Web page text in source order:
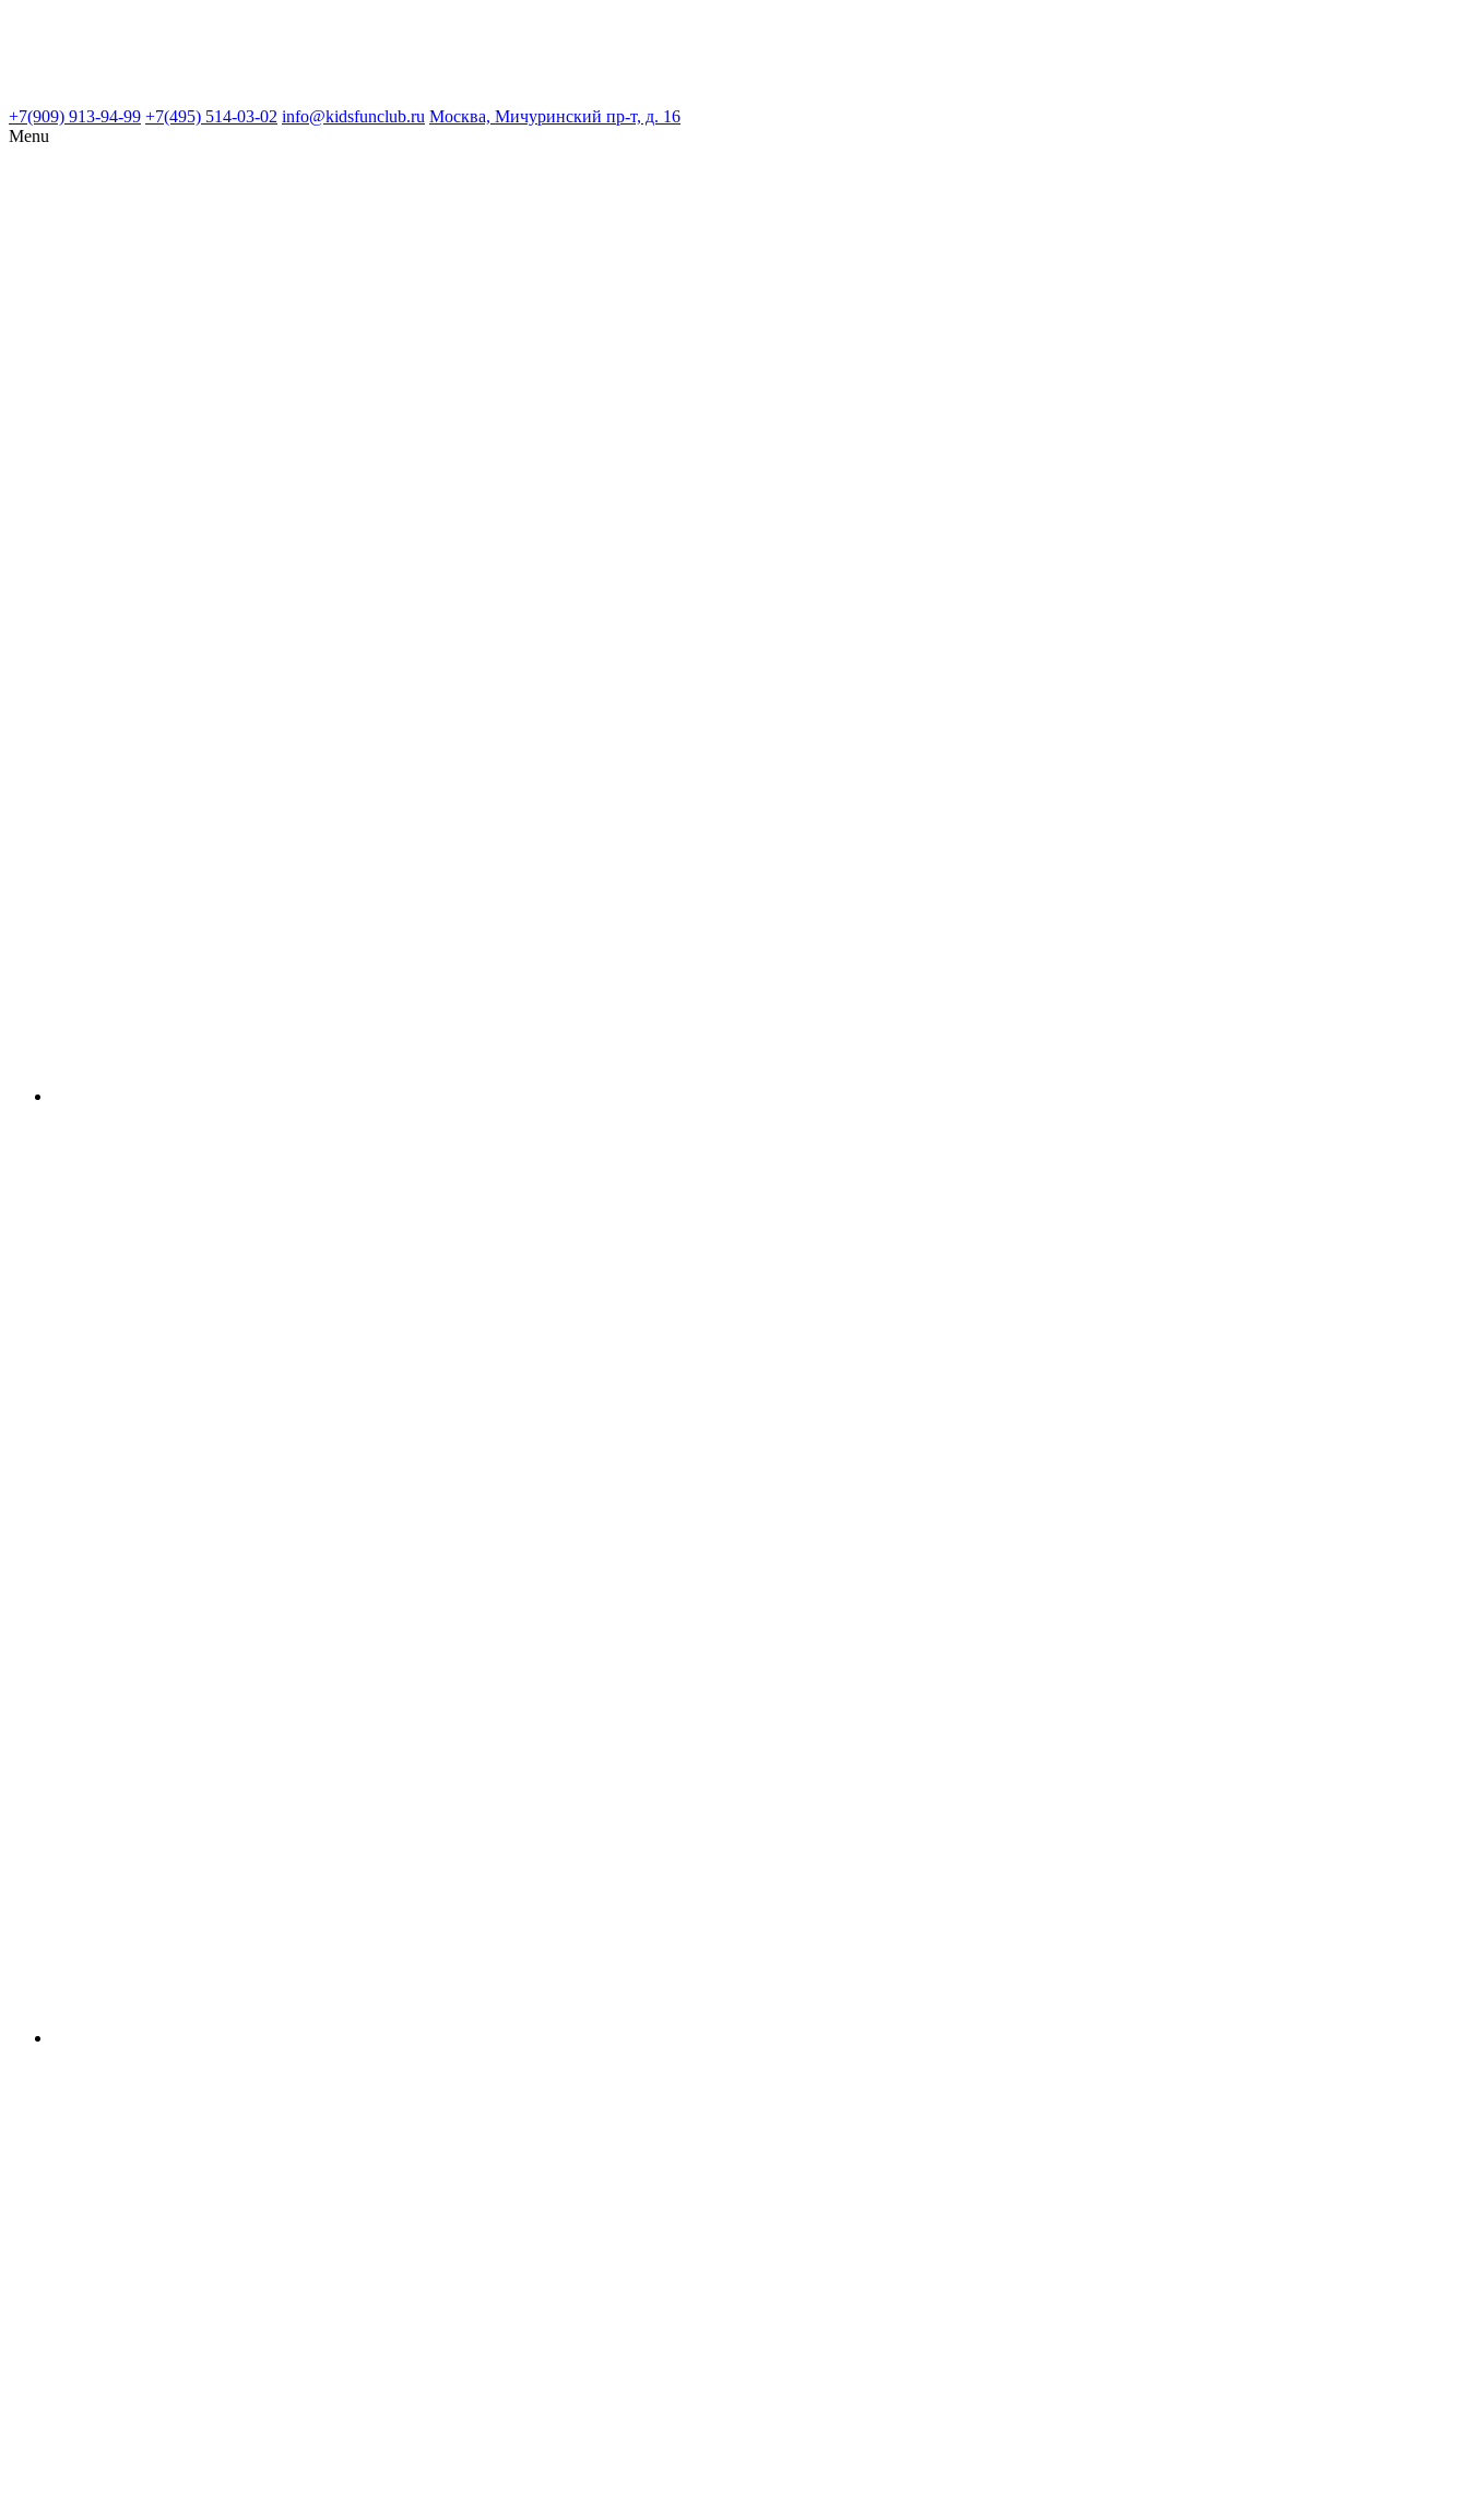
+7(909) 913-94-99 +7(495) 514-03-02 info@kidsfunclub.ru Москва, Мичуринский пр-т, д. 16
Menu